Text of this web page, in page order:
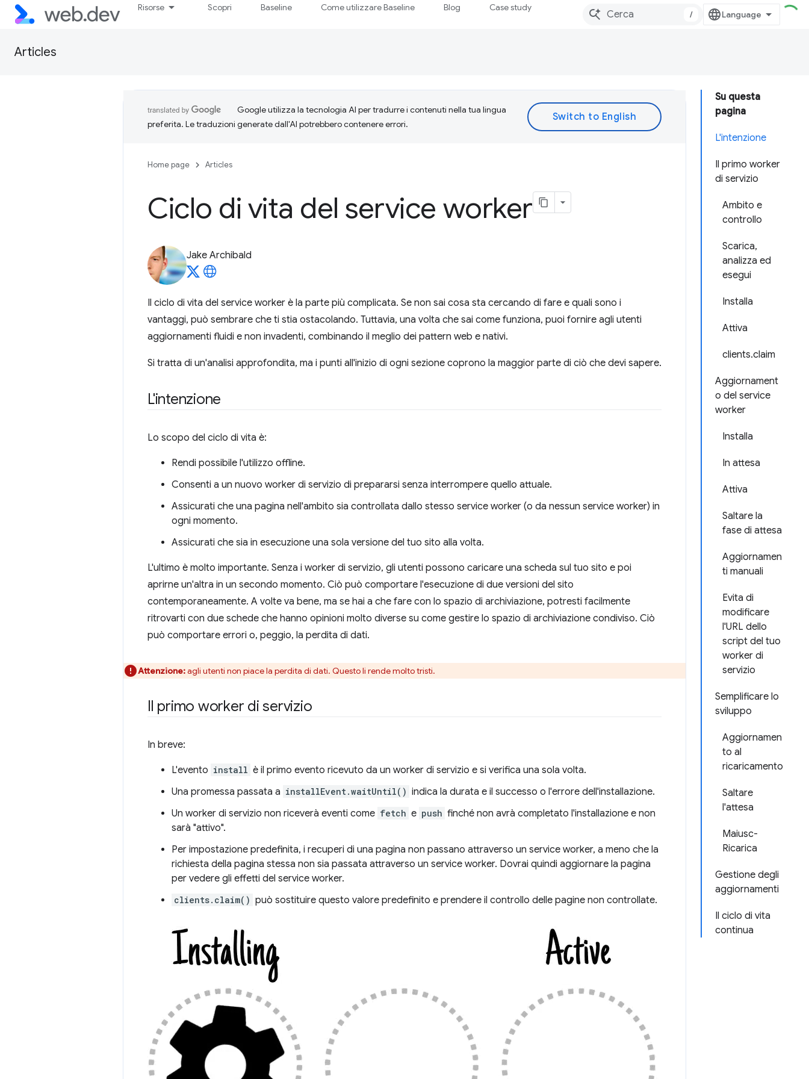
Risorse Scopri Baseline Come utilizzare Baseline Blog Case study
/
Articles
Su questa
pagina
L'intenzione
Il primo worker
di servizio
Ambito e
controllo
Scarica,
analizza ed
esegui
Installa
Attiva
clients.claim
Aggiornament
o del service
worker
Installa
In attesa
Attiva
Saltare la
fase di attesa
Aggiornamen
ti manuali
Evita di
modificare
l'URL dello
script del tuo
worker di
servizio
Semplificare lo
sviluppo
Aggiornamen
to al
ricaricamento
Saltare
l'attesa
Maiusc-
Ricarica
Gestione degli
aggiornamenti
Il ciclo di vita
continua
Google utilizza la tecnologia AI per tradurre i contenuti nella tua lingua
preferita. Le traduzioni generate dall'AI potrebbero contenere errori.
Home page Articles
Ciclo di vita del service worker
Jake Archibald
Il ciclo di vita del service worker è la parte più complicata. Se non sai cosa sta cercando di fare e quali sono i
vantaggi, può sembrare che ti stia ostacolando. Tuttavia, una volta che sai come funziona, puoi fornire agli utenti
aggiornamenti fluidi e non invadenti, combinando il meglio dei pattern web e nativi.
Si tratta di un'analisi approfondita, ma i punti all'inizio di ogni sezione coprono la maggior parte di ciò che devi sapere.
L'intenzione
Lo scopo del ciclo di vita è:
Rendi possibile l'utilizzo offline.
Consenti a un nuovo worker di servizio di prepararsi senza interrompere quello attuale.
Assicurati che una pagina nell'ambito sia controllata dallo stesso service worker (o da nessun service worker) in
ogni momento.
Assicurati che sia in esecuzione una sola versione del tuo sito alla volta.
L'ultimo è molto importante. Senza i worker di servizio, gli utenti possono caricare una scheda sul tuo sito e poi
aprirne un'altra in un secondo momento. Ciò può comportare l'esecuzione di due versioni del sito
contemporaneamente. A volte va bene, ma se hai a che fare con lo spazio di archiviazione, potresti facilmente
ritrovarti con due schede che hanno opinioni molto diverse su come gestire lo spazio di archiviazione condiviso. Ciò
può comportare errori o, peggio, la perdita di dati.
Attenzione:agli utenti non piace la perdita di dati. Questo li rende molto tristi.
Il primo worker di servizio
In breve:
L'evento install è il primo evento ricevuto da un worker di servizio e si verifica una sola volta.
Una promessa passata a installEvent.waitUntil() indica la durata e il successo o l'errore dell'installazione.
Un worker di servizio non riceverà eventi come fetch e push finché non avrà completato l'installazione e non
sarà "attivo".
Per impostazione predefinita, i recuperi di una pagina non passano attraverso un service worker, a meno che la
richiesta della pagina stessa non sia passata attraverso un service worker. Dovrai quindi aggiornare la pagina
per vedere gli effetti del service worker.
clients.claim() può sostituire questo valore predefinito e prendere il controllo delle pagine non controllate.